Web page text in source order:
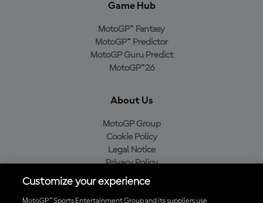
Game Hub
MotoGP™ Fantasy
MotoGP™ Predictor
MotoGP Guru Predict
MotoGP™26
About Us
MotoGP Group
Cookie Policy
Legal Notice
Privacy Policy
Purchase Policy
Customize your experience
MotoGP™ Sports Entertainment Group and its suppliers use